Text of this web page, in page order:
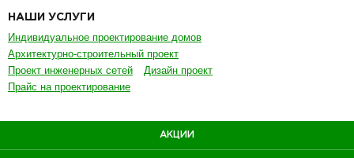
НАШИ УСЛУГИ
Индивидуальное проектирование домов
Архитектурно-строительный проект
Проект инженерных сетей
Дизайн проект
Прайс на проектирование
АКЦИИ